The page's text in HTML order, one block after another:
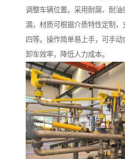
调整车辆位置。采用耐腐、耐
漏，材质可根据介质特性定制
四等。操作简单易上手，可手
卸车效率，降低人力成本。